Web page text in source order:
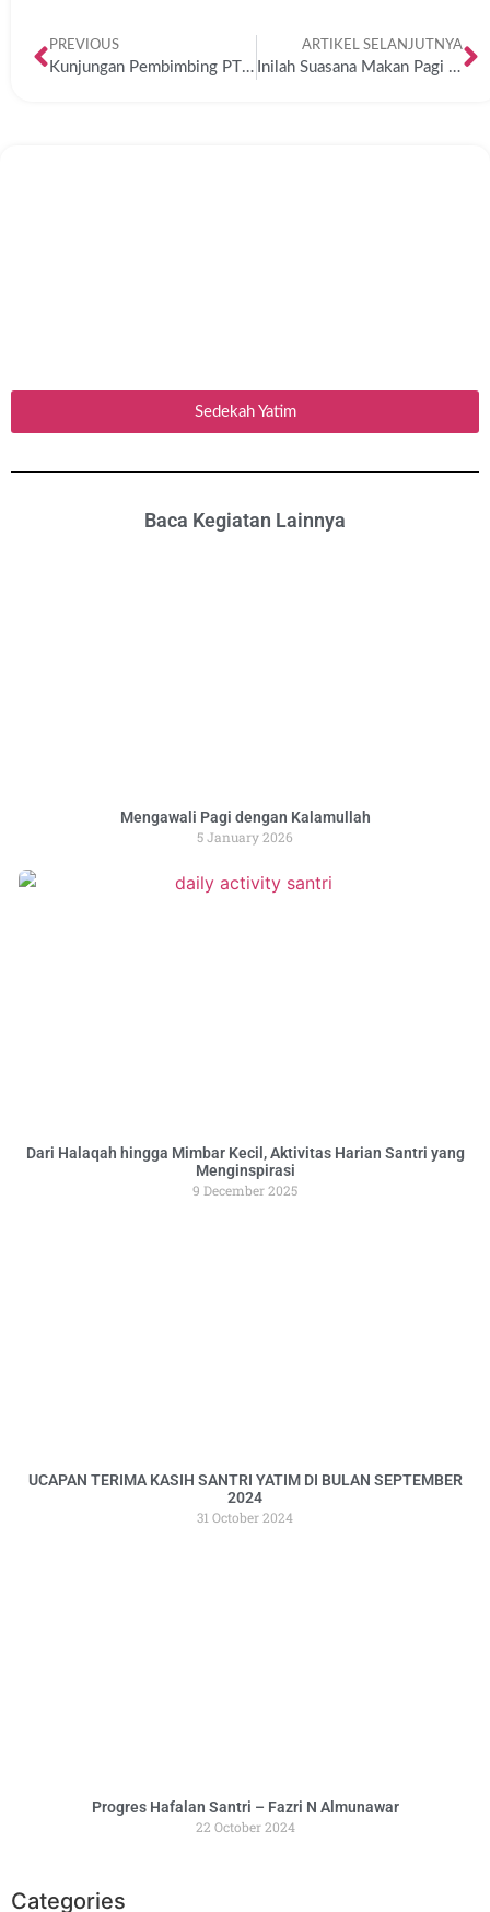
PREVIOUS
Kunjungan Pembimbing PTQ Al-Hidayah ke Sakan Santri
ARTIKEL SELANJUTNYA
Inilah Suasana Makan Pagi Para Santri Yatim Pesantren Marhamah lil Aytam
Sedekah Yatim
Baca Kegiatan Lainnya
Mengawali Pagi dengan Kalamullah
5 January 2026
Dari Halaqah hingga Mimbar Kecil, Aktivitas Harian Santri yang
Menginspirasi
9 December 2025
UCAPAN TERIMA KASIH SANTRI YATIM DI BULAN SEPTEMBER
2024
31 October 2024
Progres Hafalan Santri – Fazri N Almunawar
22 October 2024
Categories